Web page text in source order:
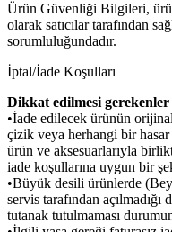
Ürün Güvenliği Bilgileri,
olarak satıcılar tarafından
sorumluluğundadır.
İptal/İade Koşulları
Dikkat edilmesi gerekenler
•İade edilecek ürünün
çizik veya herhangi bir hasar
ürün ve aksesuarlarıyla
iade koşullarına uygun bir
•Büyük desili ürünlerde
servis tarafından
tutanak tutulmaması